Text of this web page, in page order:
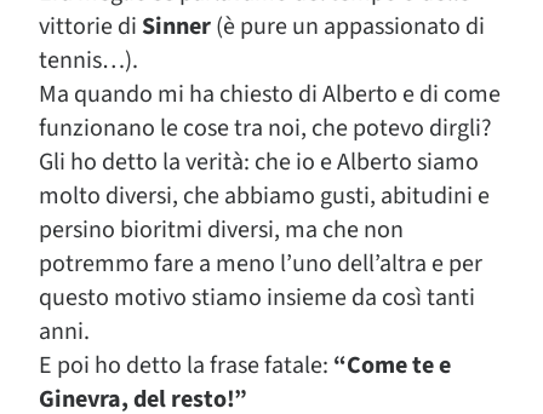
vittorie di Sinner(è pure un appassionato di
tennis…).
Ma quando mi ha chiesto di Alberto e di come
funzionano le cose tra noi, che potevo dirgli?
Gli ho detto la verità: che io e Alberto siamo
molto diversi, che abbiamo gusti, abitudini e
persino bioritmi diversi, ma che non
potremmo fare a meno l’uno dell’altra e per
questo motivo stiamo insieme da così tanti
anni.
E poi ho detto la frase fatale: “Come te e
Ginevra, del resto!”